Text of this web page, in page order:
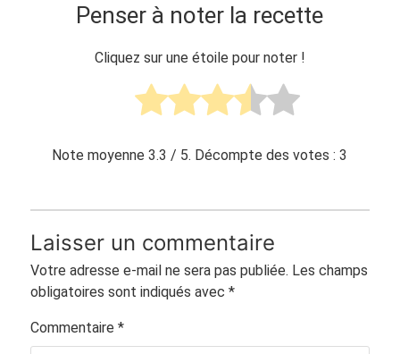
Penser à noter la recette
Cliquez sur une étoile pour noter !
Note moyenne3.3 / 5. Décompte des votes :3
Laisser un commentaire
Votre adresse e-mail ne sera pas publiée. Les champs
obligatoires sont indiqués avec *
Commentaire *